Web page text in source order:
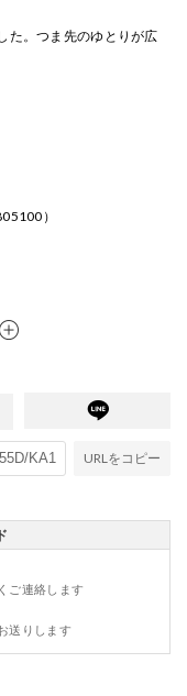
た。つま先のゆとりが広
）
URLをコピー
ご連絡します
送りします